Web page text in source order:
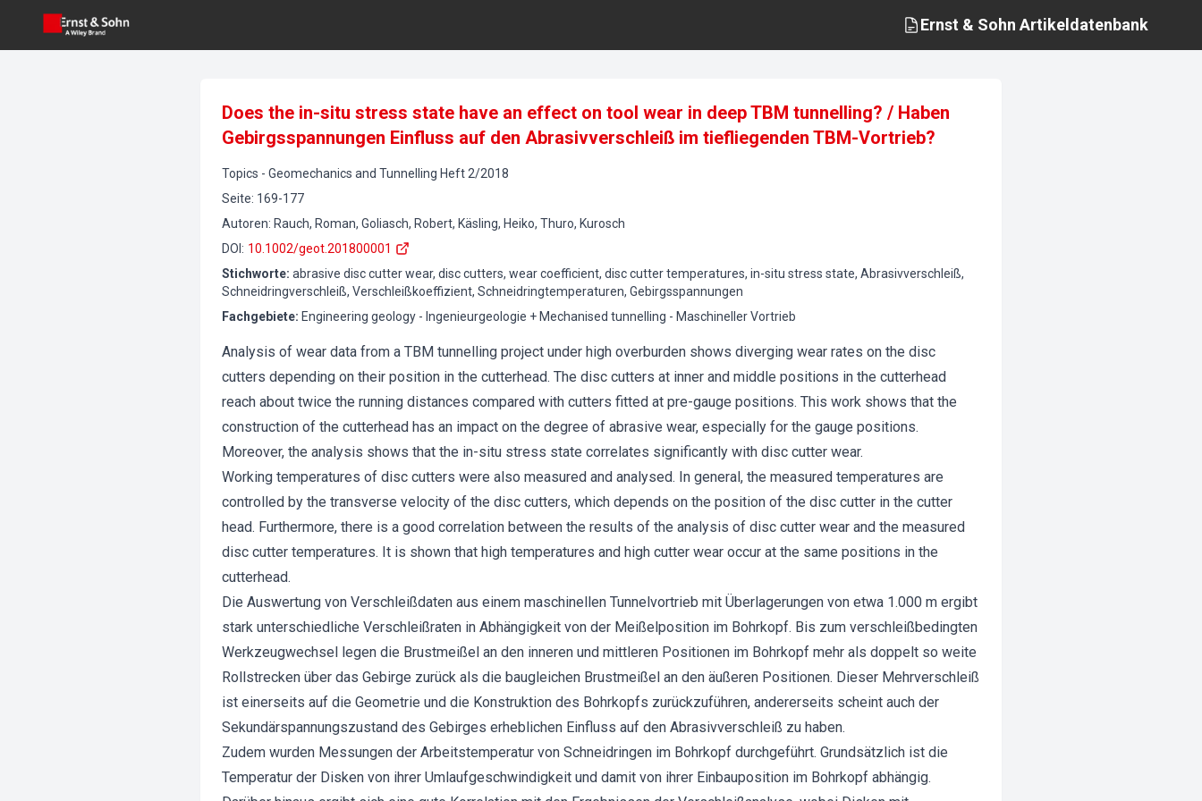
Ernst & Sohn Artikeldatenbank
Does the in-situ stress state have an effect on tool wear in deep TBM tunnelling? / Haben
Gebirgsspannungen Einfluss auf den Abrasivverschleiß im tiefliegenden TBM-Vortrieb?
Topics - Geomechanics and Tunnelling Heft 2/2018
Seite: 169-177
Autoren: Rauch, Roman, Goliasch, Robert, Käsling, Heiko, Thuro, Kurosch
DOI : 10.1002/geot.201800001
Stichworte: abrasive disc cutter wear, disc cutters, wear coefficient, disc cutter temperatures, in-situ stress state, Abrasivverschleiß,
Schneidringverschleiß, Verschleißkoeffizient, Schneidringtemperaturen, Gebirgsspannungen
Fachgebiete: Engineering geology - Ingenieurgeologie + Mechanised tunnelling - Maschineller Vortrieb
Analysis of wear data from a TBM tunnelling project under high overburden shows diverging wear rates on the disc
cutters depending on their position in the cutterhead. The disc cutters at inner and middle positions in the cutterhead
reach about twice the running distances compared with cutters fitted at pre-gauge positions. This work shows that the
construction of the cutterhead has an impact on the degree of abrasive wear, especially for the gauge positions.
Moreover, the analysis shows that the in-situ stress state correlates significantly with disc cutter wear.
Working temperatures of disc cutters were also measured and analysed. In general, the measured temperatures are
controlled by the transverse velocity of the disc cutters, which depends on the position of the disc cutter in the cutter
head. Furthermore, there is a good correlation between the results of the analysis of disc cutter wear and the measured
disc cutter temperatures. It is shown that high temperatures and high cutter wear occur at the same positions in the
cutterhead.
Die Auswertung von Verschleißdaten aus einem maschinellen Tunnelvortrieb mit Überlagerungen von etwa 1.000 m ergibt
stark unterschiedliche Verschleißraten in Abhängigkeit von der Meißelposition im Bohrkopf. Bis zum verschleißbedingten
Werkzeugwechsel legen die Brustmeißel an den inneren und mittleren Positionen im Bohrkopf mehr als doppelt so weite
Rollstrecken über das Gebirge zurück als die baugleichen Brustmeißel an den äußeren Positionen. Dieser Mehrverschleiß
ist einerseits auf die Geometrie und die Konstruktion des Bohrkopfs zurückzuführen, andererseits scheint auch der
Sekundärspannungszustand des Gebirges erheblichen Einfluss auf den Abrasivverschleiß zu haben.
Zudem wurden Messungen der Arbeitstemperatur von Schneidringen im Bohrkopf durchgeführt. Grundsätzlich ist die
Temperatur der Disken von ihrer Umlaufgeschwindigkeit und damit von ihrer Einbauposition im Bohrkopf abhängig.